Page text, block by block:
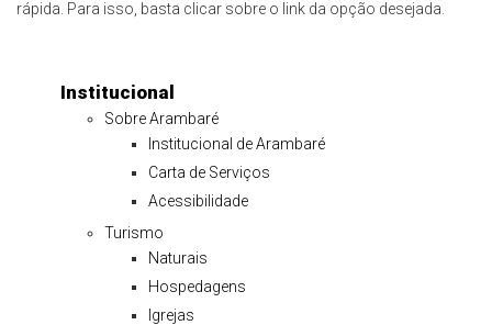
rápida. Para isso, basta clicar sobre o link da opção desejada.
Institucional
Sobre Arambaré
Institucional de Arambaré
Carta de Serviços
Acessibilidade
Turismo
Naturais
Hospedagens
Igrejas